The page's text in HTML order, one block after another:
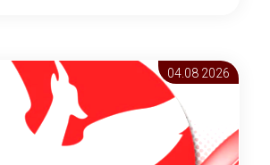
9/2026), за времетраење од 3
од денот на потпишувањето на
закуп со најповолниот
04.08 2026